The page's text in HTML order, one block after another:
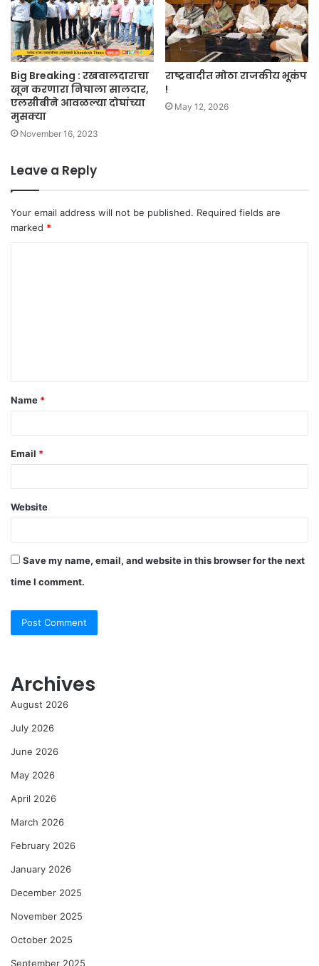
Big Breaking : रखवालदाराचा
खून करणारा निघाला सालदार,
एलसीबीने आवळल्या दोघांच्या
मुसक्या
November 16, 2023
राष्ट्रवादीत मोठा राजकीय भूकंप
!
May 12, 2026
Leave a Reply
Your email address will not be published. Required fields are
marked *
t
*
Name *
Email *
Website
Save my name, email, and website in this browser for the next
time I comment.
Archives
August 2026
July 2026
June 2026
May 2026
April 2026
March 2026
February 2026
January 2026
December 2025
November 2025
October 2025
September 2025